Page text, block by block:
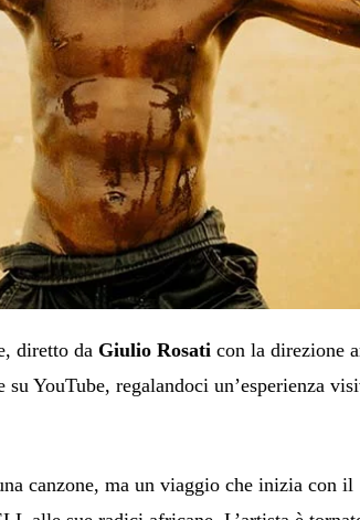
diretto da Giulio Rosati con la direzione
YouTube, regalandoci un’esperienza
canzone, ma un viaggio che inizia con il